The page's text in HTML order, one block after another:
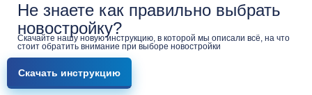
Не знаете как правильно выбрать
новостройку?
Скачайте нашу новую инструкцию, в которой мы описали всё, на что
стоит обратить внимание при выборе новостройки
Скачать инструкцию